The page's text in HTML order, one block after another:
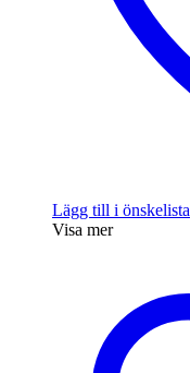
Lägg till i önskelista
Visa mer